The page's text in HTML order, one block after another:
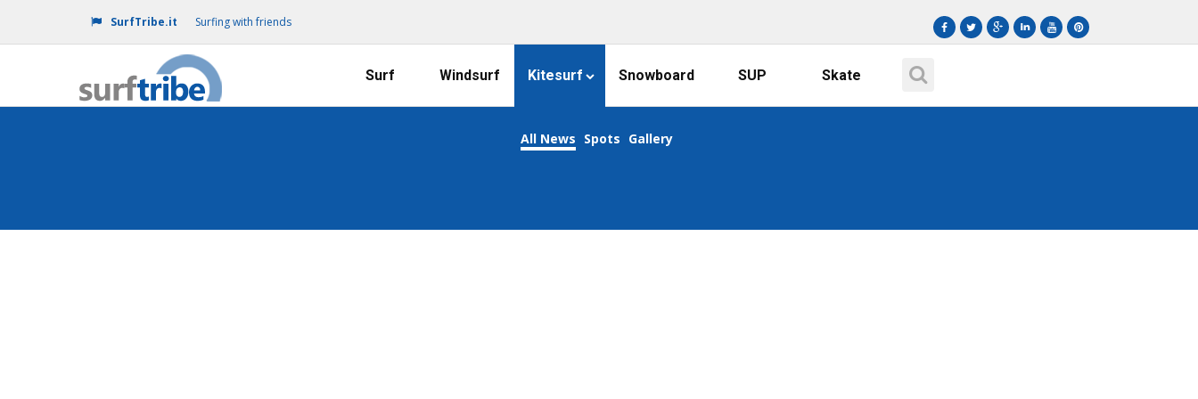
SurfTribe.it Surfing with friends
Surf Windsurf Kitesurf Snowboard SUP Skate
All News Spots Gallery
KEEP CALM AND KITESURF ON!